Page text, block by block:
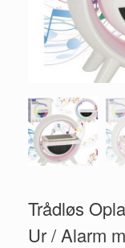
Trådløs
Ur / Alarm